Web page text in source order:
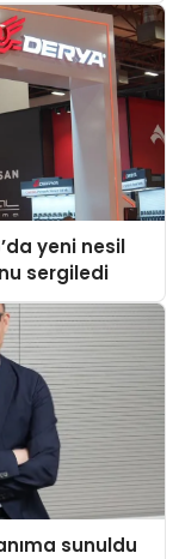
yeni nesil
sergiledi
sunuldu